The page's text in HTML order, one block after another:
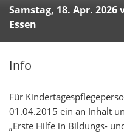
Samstag, 18. Apr. 2026
Essen
Info
Für
01.04.2015 ein an Inhalt
„Erste Hilfe in Bildungs-